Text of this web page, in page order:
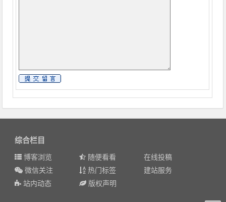
综合栏目
博客浏览 随便看看
在线投稿
微信关注
热门标签
建站服务
站内动态
版权声明